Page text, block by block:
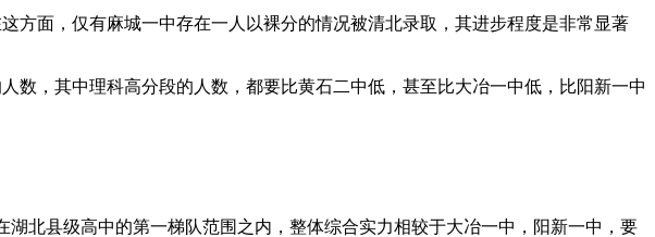
方面，仅有麻城一中存在一人以裸分的情况被清北录取，其进步程度是非常显著
数，其中理科高分段的人数，都要比黄石二中低，甚至比大冶一中低，比阳新一中
北县级高中的第一梯队范围之内，整体综合实力相较于大冶一中，阳新一中，要